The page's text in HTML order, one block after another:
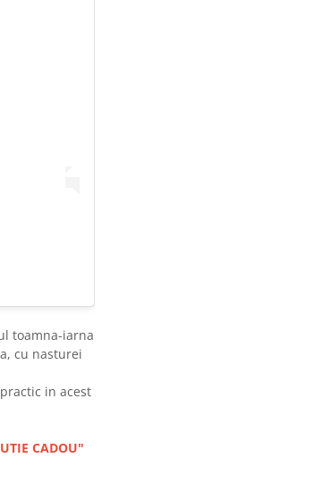
toamna-iarna
cu nasturei
in acest
CADOU"